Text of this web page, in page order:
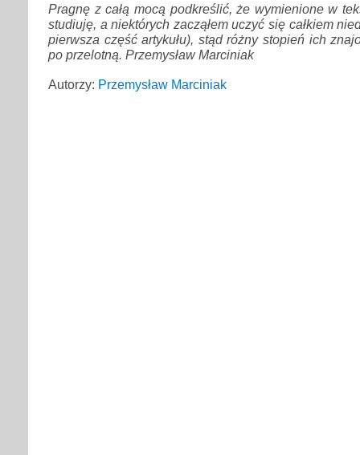
Pragnę z całą mocą podkreślić, że wymienione w
studiuję, a niektórych zacząłem uczyć się całkiem
pierwsza część artykułu), stąd różny stopień ich
po przelotną. Przemysław Marciniak
Autorzy: Przemysław Marciniak